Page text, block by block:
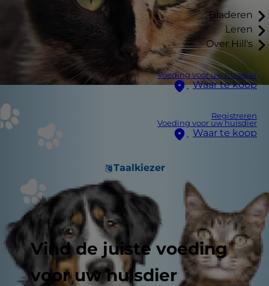
Bladeren
Leren
Over Hill's
Voeding voor uw huisdier
Waar te koop
Registreren
Voeding voor uw huisdier
Waar te koop
Taalkiezer
Vind de juiste voeding
voor uw huisdier